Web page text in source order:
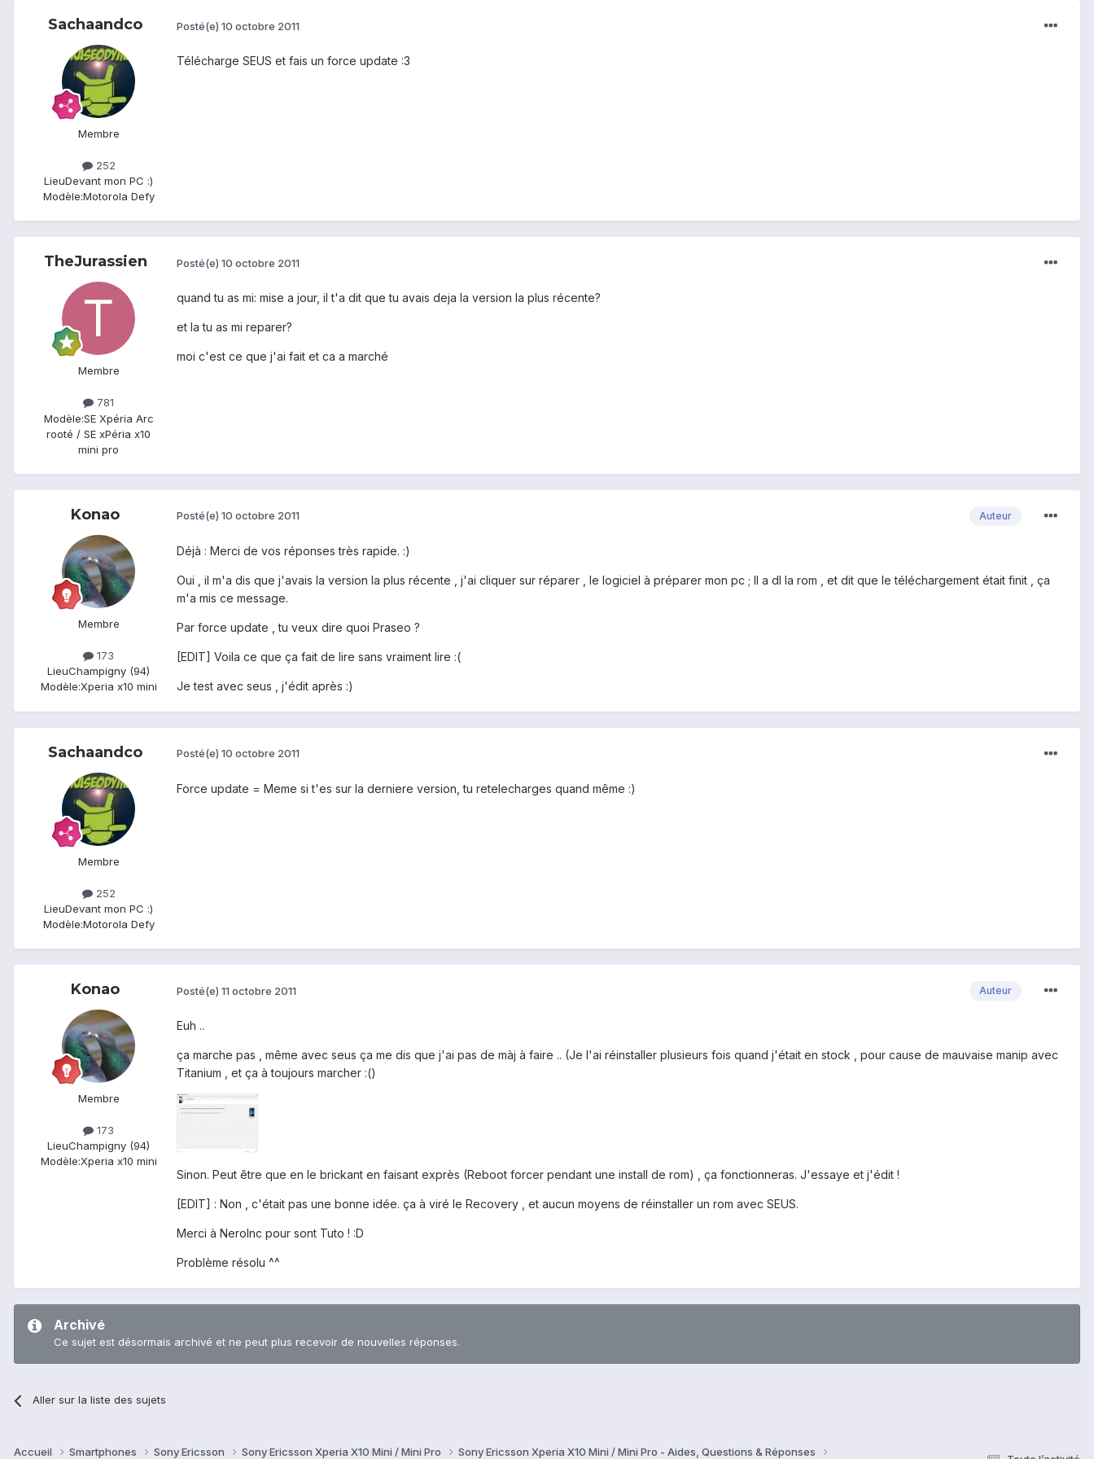
Sachaandco
Membre
252
LieuDevant mon PC :)
Modèle:Motorola Defy
Posté(e) 10 octobre 2011
Télécharge SEUS et fais un force update :3
TheJurassien
Membre
781
Modèle:SE Xpéria Arc
rooté / SE xPéria x10
mini pro
Posté(e) 10 octobre 2011
quand tu as mi: mise a jour, il t'a dit que tu avais deja la version la plus récente?
et la tu as mi reparer?
moi c'est ce que j'ai fait et ca a marché
Konao
Membre
173
LieuChampigny (94)
Modèle:Xperia x10 mini
Auteur
Posté(e) 10 octobre 2011
Déjà : Merci de vos réponses très rapide. :)
Oui , il m'a dis que j'avais la version la plus récente , j'ai cliquer sur réparer , le logiciel à préparer mon pc ; Il a dl la rom , et dit que le téléchargement était finit , ça
m'a mis ce message.
Par force update , tu veux dire quoi Praseo ?
[EDIT] Voila ce que ça fait de lire sans vraiment lire :(
Je test avec seus , j'édit après :)
Sachaandco
Membre
252
LieuDevant mon PC :)
Modèle:Motorola Defy
Posté(e) 10 octobre 2011
Force update = Meme si t'es sur la derniere version, tu retelecharges quand même :)
Konao
Membre
173
LieuChampigny (94)
Modèle:Xperia x10 mini
Auteur
Posté(e) 11 octobre 2011
Euh ..
ça marche pas , même avec seus ça me dis que j'ai pas de màj à faire .. (Je l'ai réinstaller plusieurs fois quand j'était en stock , pour cause de mauvaise manip avec
Titanium , et ça à toujours marcher :()
Sinon. Peut être que en le brickant en faisant exprès (Reboot forcer pendant une install de rom) , ça fonctionneras. J'essaye et j'édit !
[EDIT] : Non , c'était pas une bonne idée. ça à viré le Recovery , et aucun moyens de réinstaller un rom avec SEUS.
Merci à NeroInc pour sont Tuto ! :D
Problème résolu ^^
Archivé
Ce sujet est désormais archivé et ne peut plus recevoir de nouvelles réponses.
Aller sur la liste des sujets
Accueil Smartphones Sony Ericsson Sony Ericsson Xperia X10 Mini / Mini Pro Sony Ericsson Xperia X10 Mini / Mini Pro - Aides, Questions & Réponses